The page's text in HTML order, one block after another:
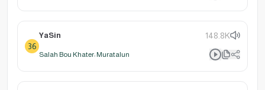
36
YaSin 148.8K
Salah Bou Khater: Muratalun